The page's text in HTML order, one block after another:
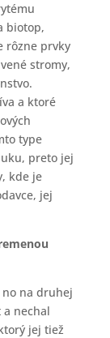
biotop,
rôzne prvky
stromy,
a ktoré
type
preto jej
kde je
jej
na druhej
nechal
jej tiež